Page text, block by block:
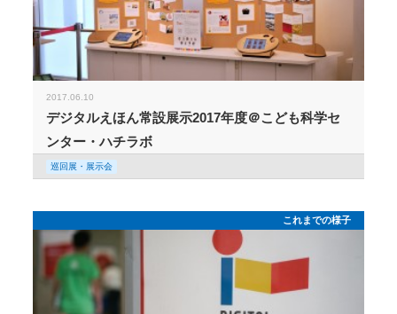
2017.06.10
デジタルえほん常設展示2017年度＠こども科学セ
ンター・ハチラボ
巡回展・展示会
これまでの様子